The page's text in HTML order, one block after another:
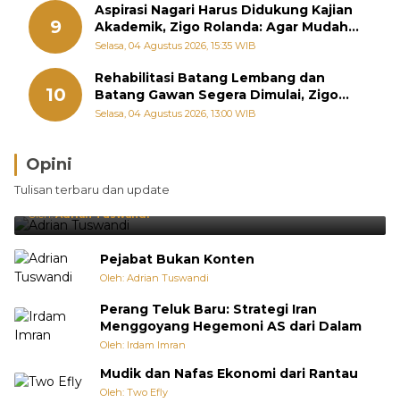
9
Aspirasi Nagari Harus Didukung Kajian
Akademik, Zigo Rolanda: Agar Mudah
Diperjuangkan di Kementerian
Selasa, 04 Agustus 2026, 15:35 WIB
10
Rehabilitasi Batang Lembang dan
Batang Gawan Segera Dimulai, Zigo
Rolanda Pastikan Proyek Berjalan
Selasa, 04 Agustus 2026, 13:00 WIB
Opini
Tulisan terbaru dan update
Brasil Lebih Diunggulkan, tetapi Jepang Selalu
Punya Cara Membuat Kejutan
Oleh:Adrian Tuswandi
Pejabat Bukan Konten
Oleh: Adrian Tuswandi
Perang Teluk Baru: Strategi Iran
Menggoyang Hegemoni AS dari Dalam
Oleh: Irdam Imran
Mudik dan Nafas Ekonomi dari Rantau
Oleh: Two Efly